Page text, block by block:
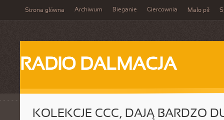
Strona główna Archiwum Bieganie Giercownia Mało pił
RADIO DALMACJA
KOLEKCJE CCC, DAJĄ BARDZO